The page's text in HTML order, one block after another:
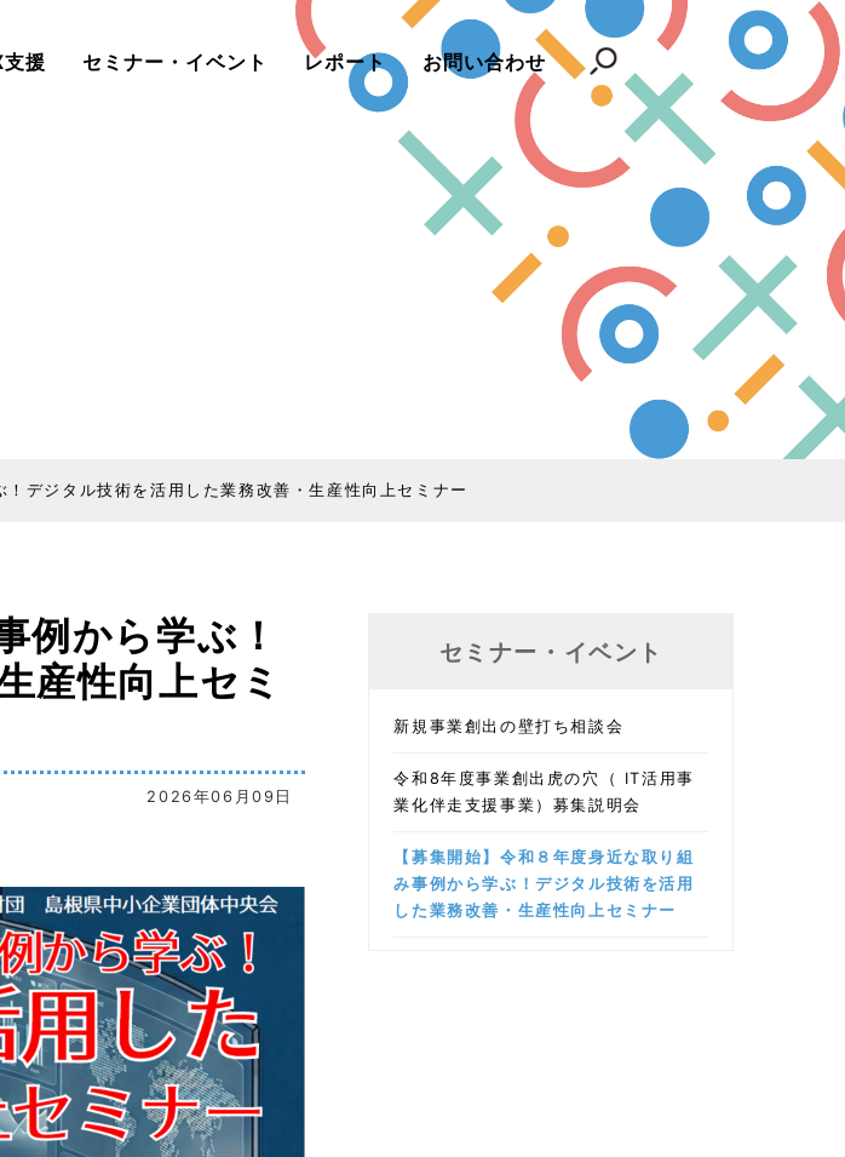
援 セミナー・イベント レポート お問い合わせ
デジタル技術を活用した業務改善・生産性向上セミナー
例から学ぶ！
産性向上セミ
2026年06月09日
セミナー・イベント
新規事業創出の壁打ち相談会
令和8年度事業創出虎の穴（ IT活用事
業化伴走支援事業）募集説明会
【募集開始】令和８年度身近な取り組
み事例から学ぶ！デジタル技術を活用
した業務改善・生産性向上セミナー